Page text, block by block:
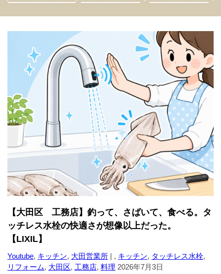
【大田区 工務店】釣って、さばいて、食べる。タ
ッチレス水栓の快適さが想像以上だった。
【LIXIL】
Youtube, キッチン, 大田営業所 | , キッチン, タッチレス水栓,
リフォーム, 大田区, 工務店, 料理 2026年7月3日